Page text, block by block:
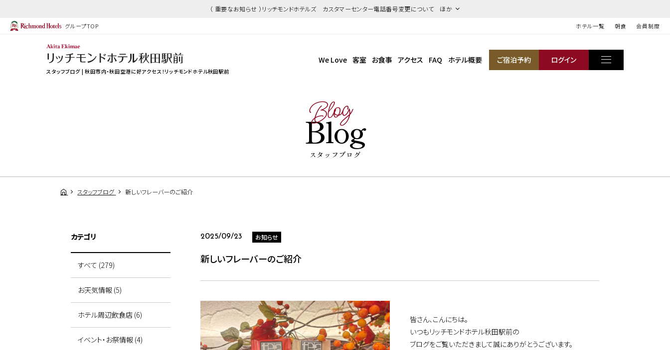
（ 重要なお知らせ ）リッチモンドホテルズ カスタマーセンター電話番号変更について ほか
グループTOP ホテル一覧 朝食 会員制度
スタッフブログ | 秋田市内・秋田空港に好アクセス！リッチモンドホテル秋田駅前
We Love 客室 お食事 アクセス FAQ ホテル概要 ご宿泊予約 ログイン
Blog
Blog
スタッフブログ
スタッフブログ 新しいフレーバーのご紹介
2025/09/23 お知らせ
新しいフレーバーのご紹介
皆さん、こんにちは。
いつもリッチモンドホテル秋田駅前の
ブログをご覧いただきまして誠にありがとうございます。
カテゴリ
すべて (279)
お天気情報 (5)
ホテル周辺飲食店 (6)
イベント・お祭情報 (4)